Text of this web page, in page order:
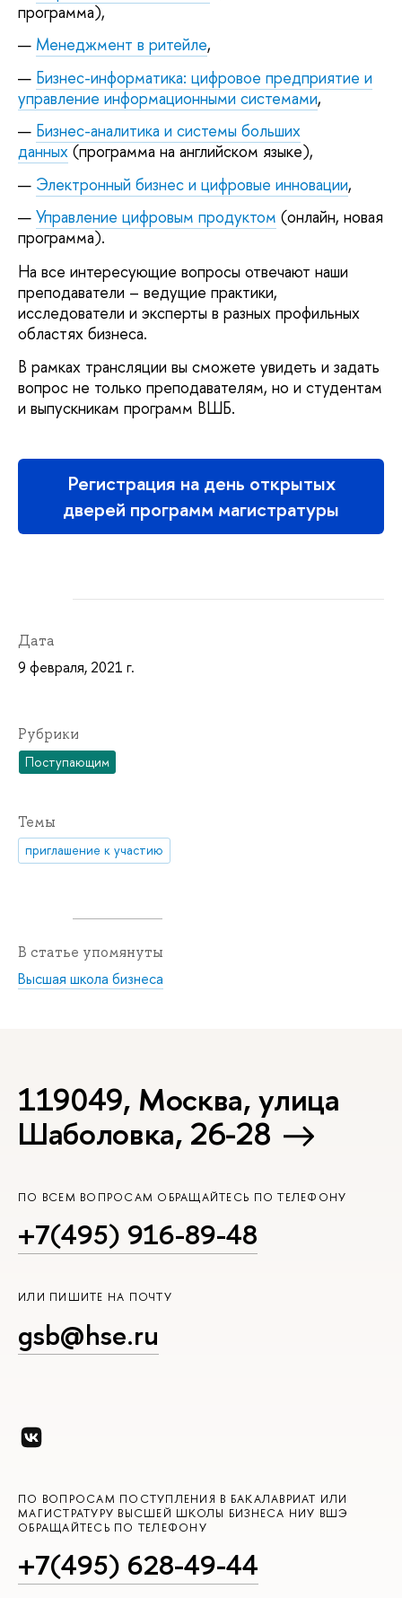
программа),
Менеджмент в ритейле,
Бизнес-информатика: цифровое предприятие и
управление информационными системами,
Бизнес-аналитика и системы больших
данных (программа на английском языке),
Электронный бизнес и цифровые инновации,
Управление цифровым продуктом (онлайн, новая
программа).
На все интересующие вопросы отвечают наши
преподаватели – ведущие практики,
исследователи и эксперты в разных профильных
областях бизнеса.
В рамках трансляции вы сможете увидеть и задать
вопрос не только преподавателям, но и студентам
и выпускникам программ ВШБ.
Регистрация на день открытых
дверей программ магистратуры
Дата
9 февраля, 2021 г.
Рубрики
Поступающим
Темы
приглашение к участию
В статье упомянуты
Высшая школа бизнеса
119049, Москва, улица
Шаболовка, 26-28
ПО ВСЕМ ВОПРОСАМ ОБРАЩАЙТЕСЬ ПО ТЕЛЕФОНУ
+7(495) 916-89-48
ИЛИ ПИШИТЕ НА ПОЧТУ
gsb@hse.ru
ПО ВОПРОСАМ ПОСТУПЛЕНИЯ В БАКАЛАВРИАТ ИЛИ
МАГИСТРАТУРУ ВЫСШЕЙ ШКОЛЫ БИЗНЕСА НИУ ВШЭ
ОБРАЩАЙТЕСЬ ПО ТЕЛЕФОНУ
+7(495) 628-49-44